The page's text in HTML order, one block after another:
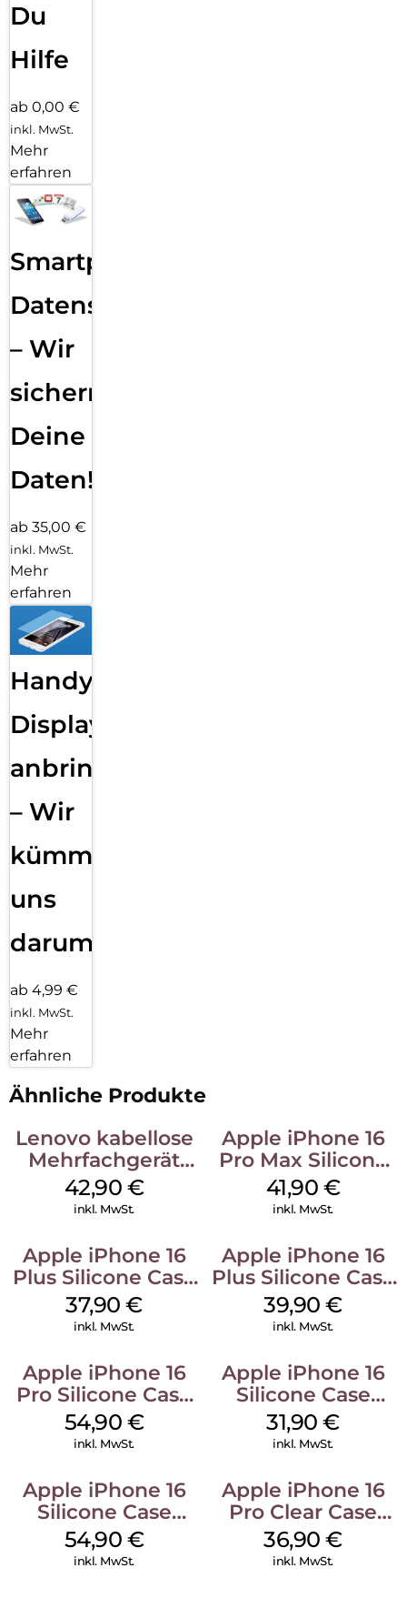
Du
Hilfe
ab 0,00 €
inkl. MwSt.
Mehr
erfahren
Smartphone
Datensicherung
– Wir
sichern
Deine
Daten!
ab 35,00 €
inkl. MwSt.
Mehr
erfahren
Handy
Displayfolie
anbringen
– Wir
kümmern
uns
darum!
ab 4,99 €
inkl. MwSt.
Mehr
erfahren
Ähnliche Produkte
Lenovo kabellose
Mehrfachgerät
Luna Grey
42,90 €
inkl. MwSt.
Apple iPhone 16
Pro Max Silicone
Case MagSafe
Ultramarine
41,90 €
inkl. MwSt.
Apple iPhone 16
Plus Silicone Case
MagSafe Lake
Green
37,90€
inkl. MwSt.
Apple iPhone 16
Plus Silicone Case
MagSafe Plum
39,90€
inkl. MwSt.
Apple iPhone 16
Pro Silicone Case
MagSafe Black
54,90 €
inkl. MwSt.
Apple iPhone 16
Silicone Case
MagSafe Fuchsia
31,90€
inkl. MwSt.
Apple iPhone 16
Silicone Case
MagSafe Lake
Green
54,90 €
inkl. MwSt.
Apple iPhone 16
Pro Clear Case
MagSafe
Transparent
36,90€
inkl. MwSt.